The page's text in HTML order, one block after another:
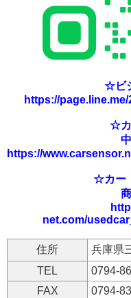
☆ビ
https://
☆
https://
☆カー
net.com/
住所
兵庫県
TEL
0794-
FAX
0794-